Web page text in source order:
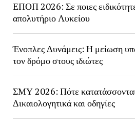
ΕΠΟΠ 2026: Σε ποιες
απολυτήριο Λυκείου
Ένοπλες Δυνάμεις: Η μείωση
τον δρόμο στους ιδιώτες
ΣΜΥ 2026: Πότε κατατάσσονται
Δικαιολογητικά και οδηγίες